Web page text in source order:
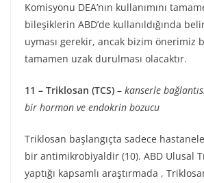
Komisyonu DEA’nın kullanımını
bileşiklerin ABD’de kullanıldığında
uyması gerekir, ancak bizim önerimiz
tamamen uzak durulması olacaktır.
11 – Triklosan (TCS) – kanserle
bir hormon ve endokrin bozucu
Triklosan başlangıçta sadece
bir antimikrobiyaldir (10). ABD Ulusal
yaptığı kapsamlı araştırmada ,